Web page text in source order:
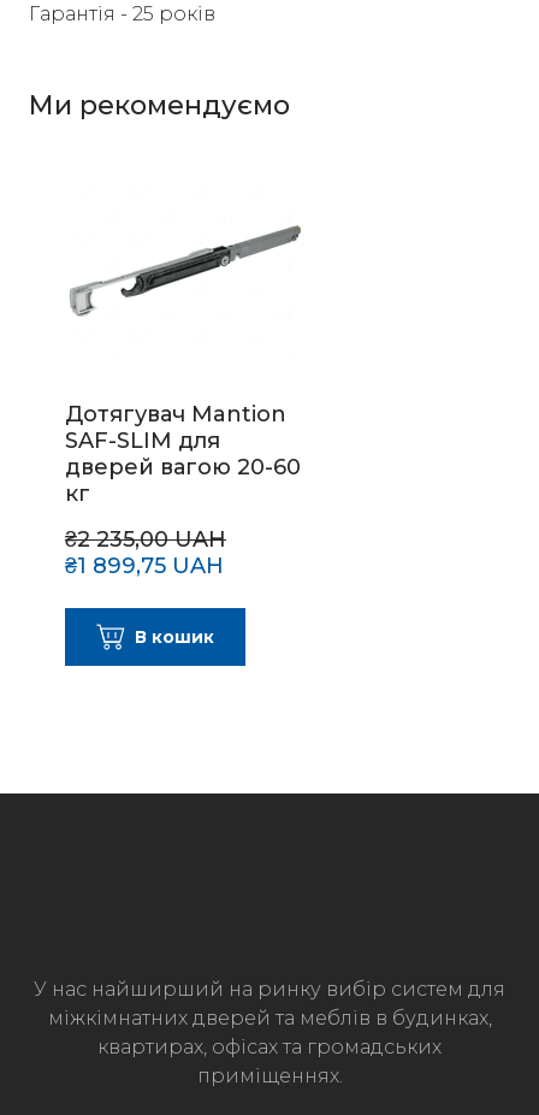
Гарантія - 25 років
Ми рекомендуємо
Дотягувач Mantion
SAF-SLIM для
дверей вагою 20-60
кг
₴2 235,00 UAH
₴1 899,75 UAH
В кошик
У нас найширший на ринку вибір систем для
міжкімнатних дверей та меблів в будинках,
квартирах, офісах та громадських
приміщеннях.